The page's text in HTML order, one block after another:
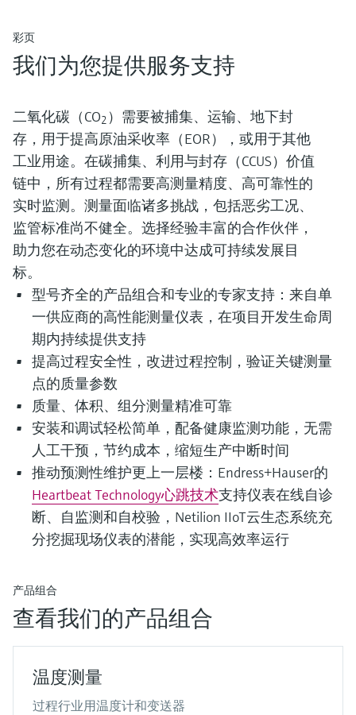
彩页
我们为您提供服务支持
二氧化碳（CO2 ）需要被捕集、运输、地下封
存，用于提高原油采收率（EOR），或用于其他
工业用途。在碳捕集、利用与封存（CCUS）价值
链中，所有过程都需要高测量精度、高可靠性的
实时监测。测量面临诸多挑战，包括恶劣工况、
监管标准尚不健全。选择经验丰富的合作伙伴，
助力您在动态变化的环境中达成可持续发展目
标。
型号齐全的产品组合和专业的专家支持：来自单
一供应商的高性能测量仪表，在项目开发生命周
期内持续提供支持
提高过程安全性，改进过程控制，验证关键测量
点的质量参数
质量、体积、组分测量精准可靠
安装和调试轻松简单，配备健康监测功能，无需
人工干预，节约成本，缩短生产中断时间
推动预测性维护更上一层楼：Endress+Hauser的
Heartbeat Technology心跳技术支持仪表在线自诊
断、自监测和自校验，Netilion IIoT云生态系统充
分挖掘现场仪表的潜能，实现高效率运行
产品组合
查看我们的产品组合
温度测量
过程行业用温度计和变送器